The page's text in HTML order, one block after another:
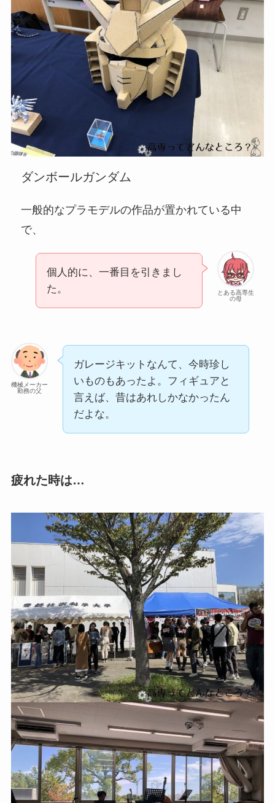
ダンボールガンダム
一般的なプラモデルの作品が置かれている中
で、
とある高専生
の母
個人的に、一番目を引きまし
た。
機械メーカー
勤務の父
ガレージキットなんて、今時珍し
いものもあったよ。フィギュアと
言えば、昔はあれしかなかったん
だよな。
疲れた時は…